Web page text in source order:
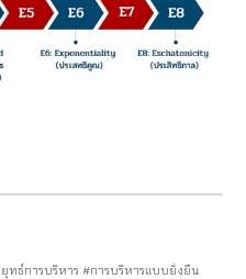
ทธ์การบริหาร #การบริหารแบบยั่งยืน